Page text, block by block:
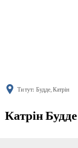
Ти тут: Будде, Катрін
Катрін Будде